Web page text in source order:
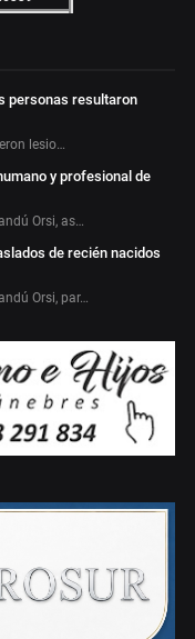
personas resultaron
lesio…
y profesional de
Orsi, as…
de recién nacidos
Orsi, par…